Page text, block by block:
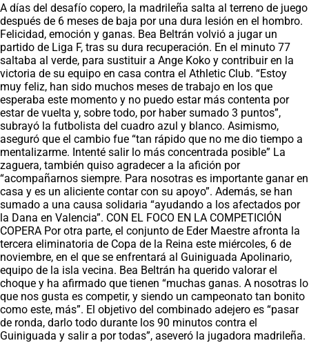
A días del desafío copero, la madrileña salta al terreno de juego
después de 6 meses de baja por una dura lesión en el hombro.
Felicidad, emoción y ganas. Bea Beltrán volvió a jugar un
partido de Liga F, tras su dura recuperación. En el minuto 77
saltaba al verde, para sustituir a Ange Koko y contribuir en la
victoria de su equipo en casa contra el Athletic Club. “Estoy
muy feliz, han sido muchos meses de trabajo en los que
esperaba este momento y no puedo estar más contenta por
estar de vuelta y, sobre todo, por haber sumado 3 puntos”,
subrayó la futbolista del cuadro azul y blanco. Asimismo,
aseguró que el cambio fue “tan rápido que no me dio tiempo a
mentalizarme. Intenté salir lo más concentrada posible” La
zaguera, también quiso agradecer a la afición por
“acompañarnos siempre. Para nosotras es importante ganar en
casa y es un aliciente contar con su apoyo”. Además, se han
sumado a una causa solidaria “ayudando a los afectados por
la Dana en Valencia”. CON EL FOCO EN LA COMPETICIÓN
COPERA Por otra parte, el conjunto de Eder Maestre afronta la
tercera eliminatoria de Copa de la Reina este miércoles, 6 de
noviembre, en el que se enfrentará al Guiniguada Apolinario,
equipo de la isla vecina. Bea Beltrán ha querido valorar el
choque y ha afirmado que tienen “muchas ganas. A nosotras lo
que nos gusta es competir, y siendo un campeonato tan bonito
como este, más”. El objetivo del combinado adejero es “pasar
de ronda, darlo todo durante los 90 minutos contra el
Guiniguada y salir a por todas”, aseveró la jugadora madrileña.